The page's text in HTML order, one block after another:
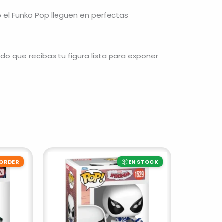
Funko Pop lleguen en perfectas
que recibas tu figura lista para exponer
📦EN STOCK